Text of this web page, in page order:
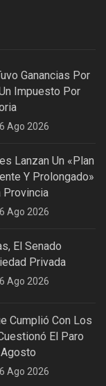
Ganancias Por
Impuesto Por
Ago 2026
Lanzan Un «plan
Y Prolongado»
Provincia
Ago 2026
El Senado
Privada
Ago 2026
Cumplió Con Los
El Paro
Ago 2026